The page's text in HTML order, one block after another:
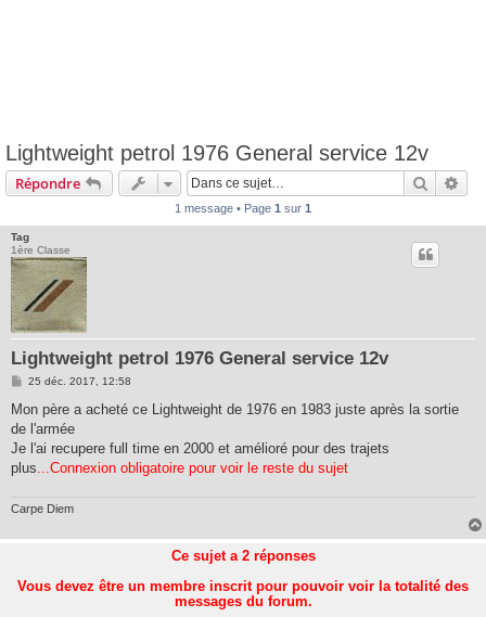
Lightweight petrol 1976 General service 12v
Répondre
1 message • Page 1 sur 1
Tag
1ère Classe
Lightweight petrol 1976 General service 12v
M
s
a
g
25 déc. 2017, 12:58
Mon père a acheté ce Lightweight de 1976 en 1983 juste après la sortie
de l'armée
Je l'ai recupere full time en 2000 et amélioré pour des trajets
plus ...Connexion obligatoire pour voir le reste du sujet
Carpe Diem
Ce sujet a 2réponses
Vous devez être un membre inscrit pour pouvoir voir la totalité des
messages du forum.